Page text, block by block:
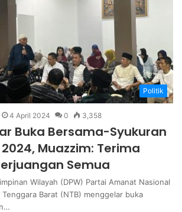
Politik
4 April 2024 0 3,358
Buka Bersama-Syukuran
Muazzim: Terima
Semua
Wilayah (DPW) Partai Amanat Nasional
Barat (NTB) menggelar buka